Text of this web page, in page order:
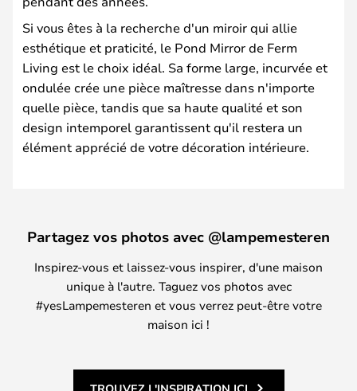
Si vous êtes à la recherche d'un miroir qui allie
esthétique et praticité, le Pond Mirror de Ferm
Living est le choix idéal. Sa forme large, incurvée et
ondulée crée une pièce maîtresse dans n'importe
quelle pièce, tandis que sa haute qualité et son
design intemporel garantissent qu'il restera un
élément apprécié de votre décoration intérieure.
Partagez vos photos avec @lampemesteren
Inspirez-vous et laissez-vous inspirer, d'une maison
unique à l'autre. Taguez vos photos avec
#yesLampemesteren et vous verrez peut-être votre
maison ici !
TROUVEZ L'INSPIRATION ICI